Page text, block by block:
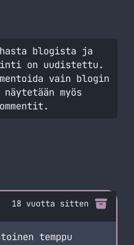
blogista ja
on uudistettu.
vain blogin
myös
18 vuotta sitten
temppu